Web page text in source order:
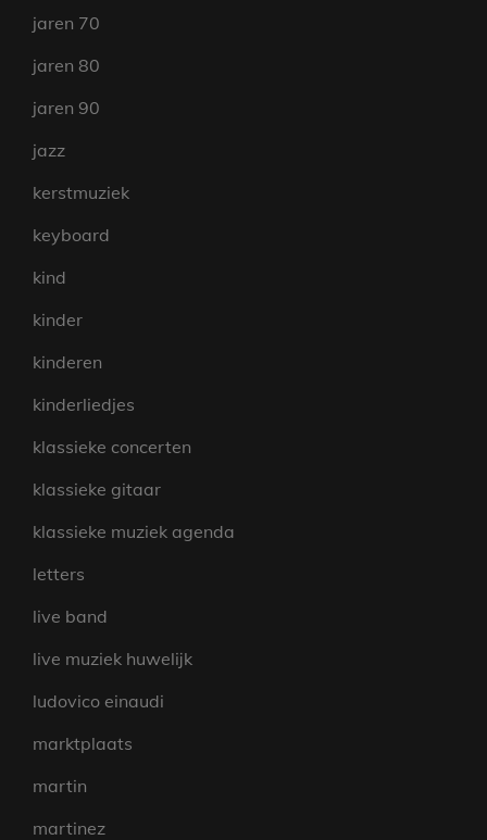
jaren 70
jaren 80
jaren 90
jazz
kerstmuziek
keyboard
kind
kinder
kinderen
kinderliedjes
klassieke concerten
klassieke gitaar
klassieke muziek agenda
letters
live band
live muziek huwelijk
ludovico einaudi
marktplaats
martin
martinez